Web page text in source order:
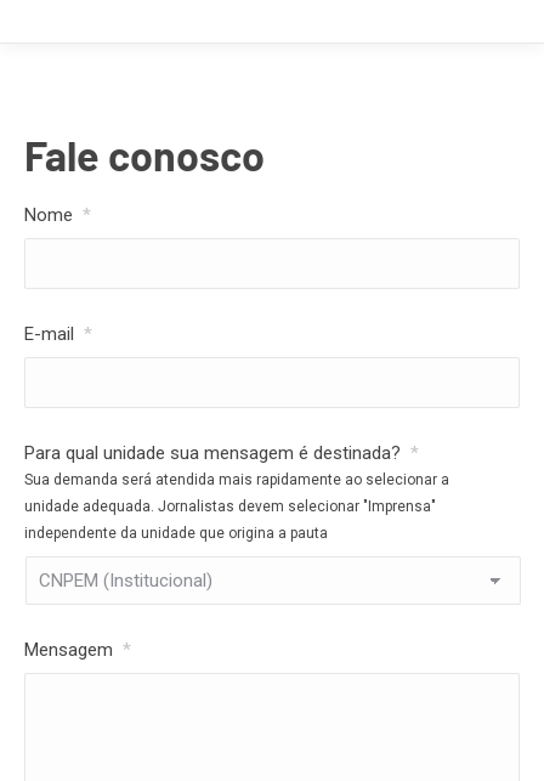
Fale conosco
Nome *
E-mail *
Para qual unidade sua mensagem é destinada? *
Sua demanda será atendida mais rapidamente ao selecionar a
unidade adequada. Jornalistas devem selecionar "Imprensa"
independente da unidade que origina a pauta
Mensagem *